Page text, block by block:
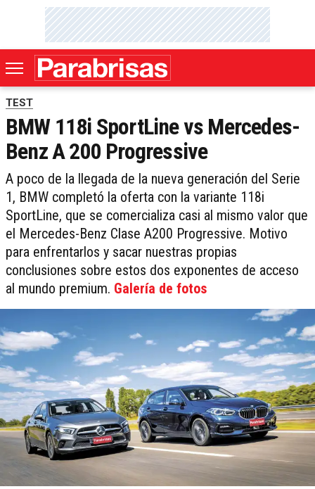
TEST
BMW 118i SportLine vs Mercedes-
Benz A 200 Progressive
A poco de la llegada de la nueva generación del Serie
1, BMW completó la oferta con la variante 118i
SportLine, que se comercializa casi al mismo valor que
el Mercedes-Benz Clase A200 Progressive. Motivo
para enfrentarlos y sacar nuestras propias
conclusiones sobre estos dos exponentes de acceso
al mundo premium. Galería de fotos